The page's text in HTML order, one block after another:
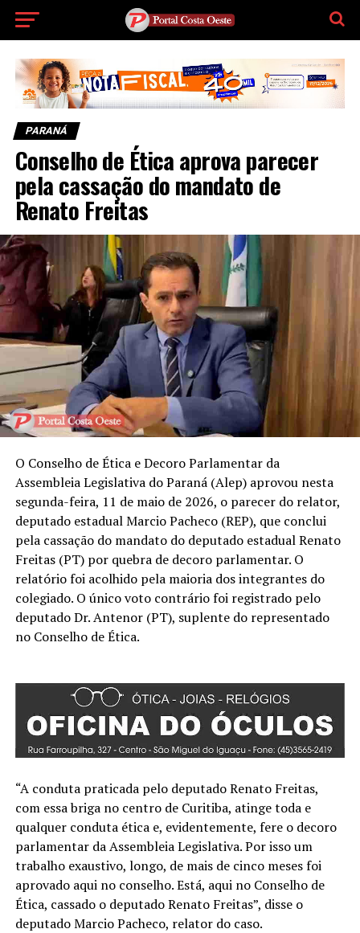
PARANÁ
Conselho de Ética aprova parecer
pela cassação do mandato de
Renato Freitas
O Conselho de Ética e Decoro Parlamentar da
Assembleia Legislativa do Paraná (Alep) aprovou nesta
segunda-feira, 11 de maio de 2026, o parecer do relator,
deputado estadual Marcio Pacheco (REP), que conclui
pela cassação do mandato do deputado estadual Renato
Freitas (PT) por quebra de decoro parlamentar. O
relatório foi acolhido pela maioria dos integrantes do
colegiado. O único voto contrário foi registrado pelo
deputado Dr. Antenor (PT), suplente do representado
no Conselho de Ética.
“A conduta praticada pelo deputado Renato Freitas,
com essa briga no centro de Curitiba, atinge toda e
qualquer conduta ética e, evidentemente, fere o decoro
parlamentar da Assembleia Legislativa. Por isso um
trabalho exaustivo, longo, de mais de cinco meses foi
aprovado aqui no conselho. Está, aqui no Conselho de
Ética, cassado o deputado Renato Freitas”, disse o
deputado Marcio Pacheco, relator do caso.